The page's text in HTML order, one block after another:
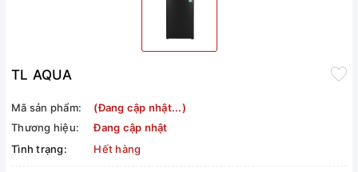
TL AQUA
Mã sản phẩm:
(Đang cập nhật...)
Thương hiệu:
Đang cập nhật
Tình trạng:
Hết hàng